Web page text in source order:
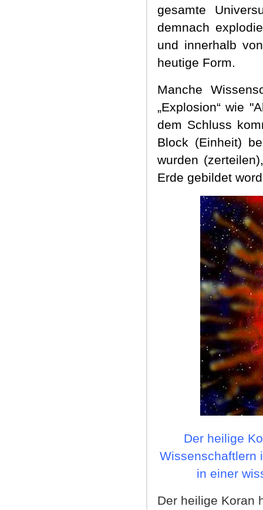
gesamte
demnach
und innerhalb
heutige Form.
Manche
„Explosion“ wie
dem Schluss
Block (Einheit)
wurden
Erde gebildet
Der heilige
Wissenschaftlern
in einer
Der heilige Koran